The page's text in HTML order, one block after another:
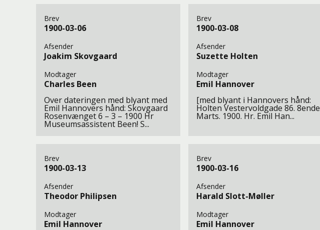
Brev
1900-03-06
Afsender
Joakim Skovgaard
Modtager
Charles Been
Over dateringen med blyant med
Emil Hannovers hånd: Skovgaard
Rosenvænget 6 – 3 – 1900 Hr
Museumsassistent Been! S...
Brev
1900-03-08
Afsender
Suzette Holten
Modtager
Emil Hannover
[med blyant i Hannovers hånd:
Holten Vestervoldgade 86. 8ende
Marts. 1900. Hr. Emil Han...
Brev
1900-03-13
Afsender
Theodor Philipsen
Modtager
Emil Hannover
Brev
1900-03-16
Afsender
Harald Slott-Møller
Modtager
Emil Hannover